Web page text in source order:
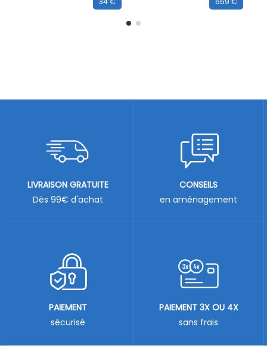
LIVRAISON GRATUITE
Dès 99€ d'achat
CONSEILS
en aménagement
PAIEMENT
sécurisé
PAIEMENT 3X OU 4X
sans frais